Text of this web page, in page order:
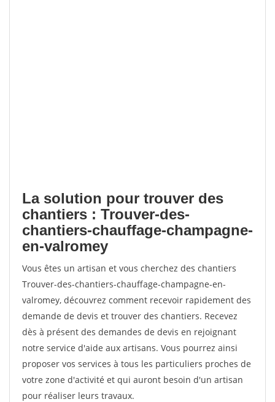
La solution pour trouver des
chantiers : Trouver-des-
chantiers-chauffage-champagne-
en-valromey
Vous êtes un artisan et vous cherchez des chantiers
Trouver-des-chantiers-chauffage-champagne-en-
valromey, découvrez comment recevoir rapidement des
demande de devis et trouver des chantiers. Recevez
dès à présent des demandes de devis en rejoignant
notre service d'aide aux artisans. Vous pourrez ainsi
proposer vos services à tous les particuliers proches de
votre zone d'activité et qui auront besoin d'un artisan
pour réaliser leurs travaux.